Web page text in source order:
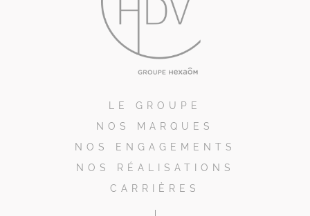
LE GROUPE
NOS MARQUES
NOS ENGAGEMENTS
NOS RÉALISATIONS
CARRIÈRES